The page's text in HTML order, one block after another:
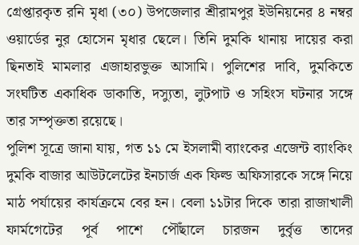
গ্রেপ্তারকৃত রনি মৃধা (৩০) উপজেলার শ্রীরামপুর ইউনিয়নের ৪ নম্বর
ওয়ার্ডের নুর হোসেন মৃধার ছেলে। তিনি দুমকি থানায় দায়ের করা
ছিনতাই মামলার এজাহারভুক্ত আসামি। পুলিশের দাবি, দুমকিতে
সংঘটিত একাধিক ডাকাতি, দস্যুতা, লুটপাট ও সহিংস ঘটনার সঙ্গে
তার সম্পৃক্ততা রয়েছে।
পুলিশ সূত্রে জানা যায়, গত ১১ মে ইসলামী ব্যাংকের এজেন্ট ব্যাংকিং
দুমকি বাজার আউটলেটের ইনচার্জ এক ফিল্ড অফিসারকে সঙ্গে নিয়ে
মাঠ পর্যায়ের কার্যক্রমে বের হন। বেলা ১১টার দিকে তারা রাজাখালী
ফার্মগেটের পূর্ব পাশে পৌঁছালে চারজন দুর্বৃত্ত তাদের